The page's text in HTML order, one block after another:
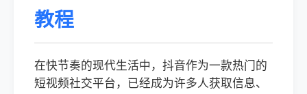
教程
在快节奏的现代生活中，抖音作为一款热门的
短视频社交平台，已经成为许多人获取信息、